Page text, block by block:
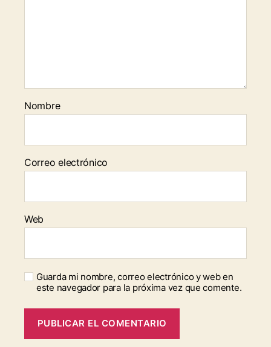
Nombre
Correo electrónico
Web
Guarda mi nombre, correo electrónico y web en
este navegador para la próxima vez que comente.